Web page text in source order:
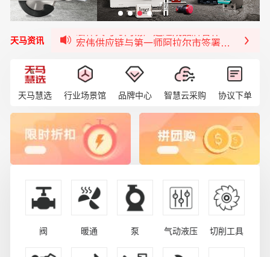
天马资讯
签约喜讯 | 宏伟与中铝集团成功签约！
福清核电—WD-40产品交流会圆满结束
天马慧选 行业场景馆 品牌中心 智慧云采购 协议下单
阀 暖通 泵 气动液压 切削工具